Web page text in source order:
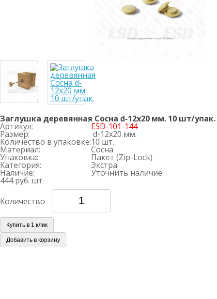
Заглушка деревянная Сосна d-12х20 мм. 10 шт/упак.
Артикул: ESD-101-144
Размер: d-12х20 мм.
Количество в упаковке:10 шт.
Материал: Сосна
Упаковка: Пакет (Zip-Lock)
Категория: Экстра
Наличие: Уточнить наличие
444 руб. шт
Количество
Купить в 1 клик
Добавить в корзину